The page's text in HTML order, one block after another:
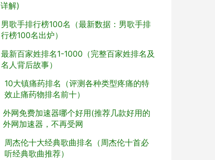
详解)
男歌手排行榜100名（最新数据：男歌手排
行榜100名出炉）
最新百家姓排名1-1000（完整百家姓排名及
名人背后故事）
10大镇痛药排名（评测各种类型疼痛的特
效止痛药物排名前十）
外网免费加速器哪个好用(推荐几款好用的
外网加速器，不再受网
周杰伦十大经典歌曲排名（周杰伦十首必
听经典歌曲推荐）